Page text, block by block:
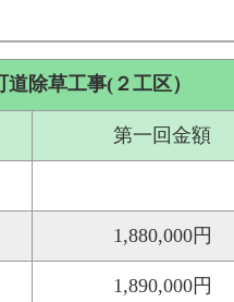
除草工事(２工区）
第一回金額
1,880,000円
1,890,000円